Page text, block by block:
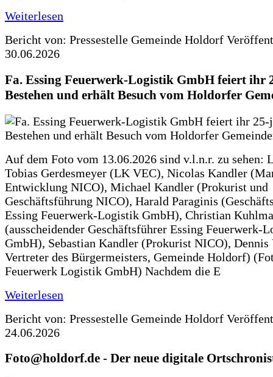
Weiterlesen
Bericht von: Pressestelle Gemeinde Holdorf
30.06.2026
Fa. Essing Feuerwerk-Logistik GmbH feiert ihr
Bestehen und erhält Besuch vom Holdorfer
Auf dem Foto vom 13.06.2026 sind v.l.n.r. zu sehen:
Tobias Gerdesmeyer (LK VEC), Nicolas Kandler
Entwicklung NICO), Michael Kandler (Prokurist und
Geschäftsführung NICO), Harald Paraginis
Essing Feuerwerk-Logistik GmbH), Christian
(ausscheidender Geschäftsführer Essing Feuerwerk-
GmbH), Sebastian Kandler (Prokurist NICO),
Vertreter des Bürgermeisters, Gemeinde Holdorf)
Feuerwerk Logistik GmbH) Nachdem die E
Weiterlesen
Bericht von: Pressestelle Gemeinde Holdorf
24.06.2026
Foto@holdorf.de - Der neue digitale